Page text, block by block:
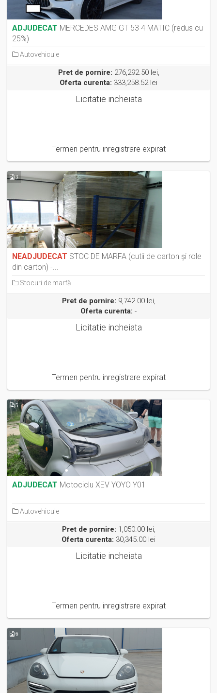
ADJUDECAT MERCEDES AMG GT 53 4 MATIC (redus cu
25%)
Autovehicule
Pret de pornire: 276,292.50 lei,
Oferta curenta: 333,258.52 lei
Licitatie incheiata
Termen pentru inregistrare expirat
3
NEADJUDECAT STOC DE MARFA (cutii de carton și role
din carton) -...
Stocuri de marfă
Pret de pornire: 9,742.00 lei,
Oferta curenta: -
Licitatie incheiata
Termen pentru inregistrare expirat
5
ADJUDECAT Motociclu XEV YOYO Y01
Autovehicule
Pret de pornire: 1,050.00 lei,
Oferta curenta: 30,345.00 lei
Licitatie incheiata
Termen pentru inregistrare expirat
6